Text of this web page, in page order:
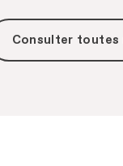
Consulter toutes